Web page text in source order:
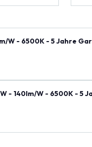
W - 6500K - 5 Jahre
- 140lm/W - 6500K - 5